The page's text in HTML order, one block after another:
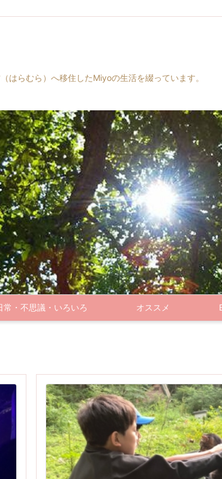
らむら）へ移住したMiyoの生活を綴っています。
常・不思議・いろいろ オススメ